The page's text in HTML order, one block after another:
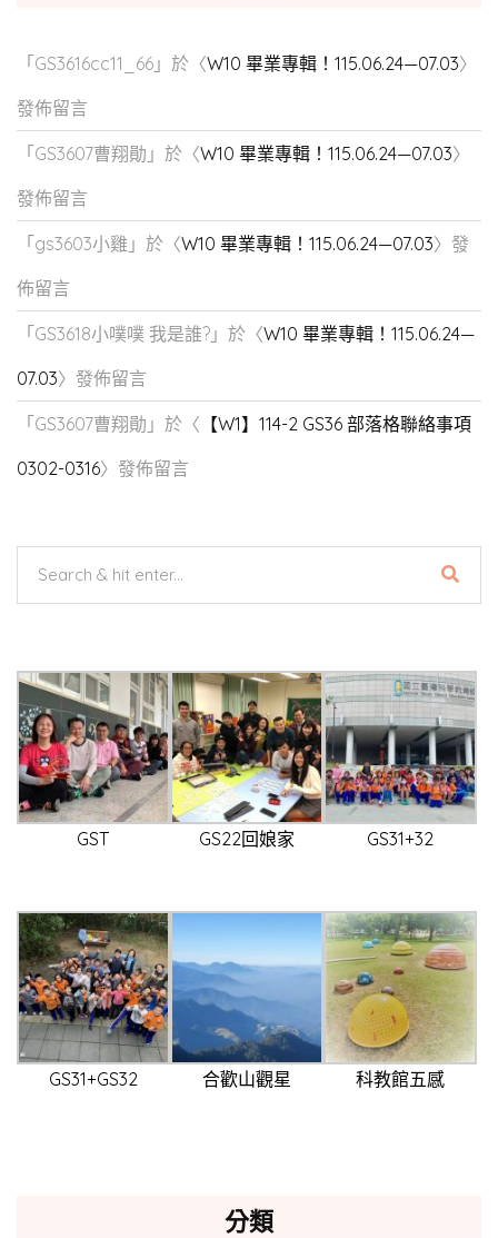
「GS3616cc11_66 」於〈W10 畢業專輯！115.06.24—07.03〉
發佈留言
「GS3607曹翔勛 」於〈W10 畢業專輯！115.06.24—07.03〉
發佈留言
「gs3603小雞 」於〈W10 畢業專輯！115.06.24—07.03〉發
佈留言
「GS3618小噗噗 我是誰? 」於〈W10 畢業專輯！115.06.24—
07.03〉發佈留言
「GS3607曹翔勛 」於〈 【W1】114-2 GS36 部落格聯絡事項
0302-0316〉發佈留言
GST GS22回娘家 GS31+32
GS31+GS32 合歡山觀星 科教館五感
分類